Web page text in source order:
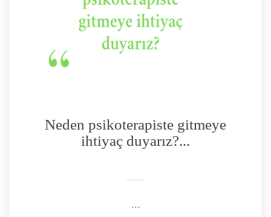
Neden psikoterapiste gitmeye
ihtiyaç duyarız?...
...